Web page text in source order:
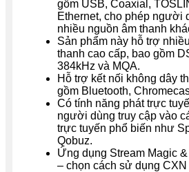
gồm USB, Coaxial,
Ethernet, cho phép người
nhiều nguồn âm thanh
Sản phẩm này hỗ trợ
thanh cao cấp, bao gồm
384kHz và MQA.
Hỗ trợ kết nối không dây
gồm Bluetooth,
Có tính năng phát trực
người dùng truy cập vào
trực tuyến phổ biến như
Qobuz.
Ứng dụng Stream Magic
– chọn cách sử dụng CXN